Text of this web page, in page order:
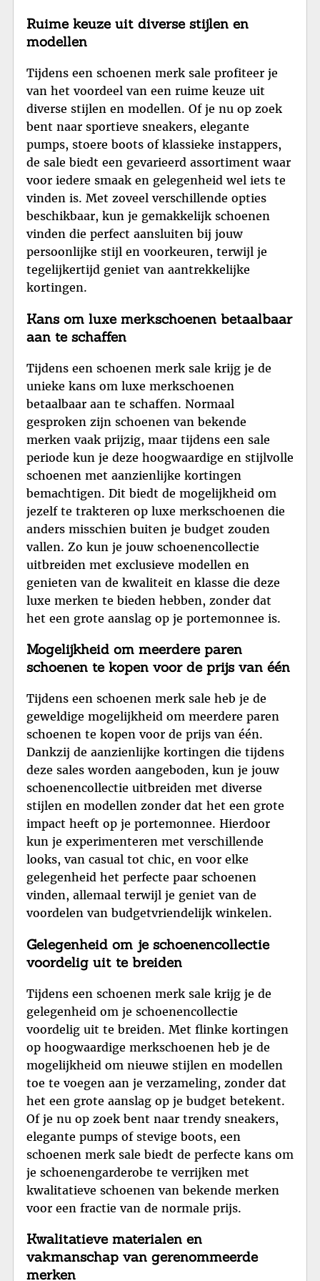
Ruime keuze uit diverse stijlen en
modellen
Tijdens een schoenen merk sale profiteer je
van het voordeel van een ruime keuze uit
diverse stijlen en modellen. Of je nu op zoek
bent naar sportieve sneakers, elegante
pumps, stoere boots of klassieke instappers,
de sale biedt een gevarieerd assortiment waar
voor iedere smaak en gelegenheid wel iets te
vinden is. Met zoveel verschillende opties
beschikbaar, kun je gemakkelijk schoenen
vinden die perfect aansluiten bij jouw
persoonlijke stijl en voorkeuren, terwijl je
tegelijkertijd geniet van aantrekkelijke
kortingen.
Kans om luxe merkschoenen betaalbaar
aan te schaffen
Tijdens een schoenen merk sale krijg je de
unieke kans om luxe merkschoenen
betaalbaar aan te schaffen. Normaal
gesproken zijn schoenen van bekende
merken vaak prijzig, maar tijdens een sale
periode kun je deze hoogwaardige en stijlvolle
schoenen met aanzienlijke kortingen
bemachtigen. Dit biedt de mogelijkheid om
jezelf te trakteren op luxe merkschoenen die
anders misschien buiten je budget zouden
vallen. Zo kun je jouw schoenencollectie
uitbreiden met exclusieve modellen en
genieten van de kwaliteit en klasse die deze
luxe merken te bieden hebben, zonder dat
het een grote aanslag op je portemonnee is.
Mogelijkheid om meerdere paren
schoenen te kopen voor de prijs van één
Tijdens een schoenen merk sale heb je de
geweldige mogelijkheid om meerdere paren
schoenen te kopen voor de prijs van één.
Dankzij de aanzienlijke kortingen die tijdens
deze sales worden aangeboden, kun je jouw
schoenencollectie uitbreiden met diverse
stijlen en modellen zonder dat het een grote
impact heeft op je portemonnee. Hierdoor
kun je experimenteren met verschillende
looks, van casual tot chic, en voor elke
gelegenheid het perfecte paar schoenen
vinden, allemaal terwijl je geniet van de
voordelen van budgetvriendelijk winkelen.
Gelegenheid om je schoenencollectie
voordelig uit te breiden
Tijdens een schoenen merk sale krijg je de
gelegenheid om je schoenencollectie
voordelig uit te breiden. Met flinke kortingen
op hoogwaardige merkschoenen heb je de
mogelijkheid om nieuwe stijlen en modellen
toe te voegen aan je verzameling, zonder dat
het een grote aanslag op je budget betekent.
Of je nu op zoek bent naar trendy sneakers,
elegante pumps of stevige boots, een
schoenen merk sale biedt de perfecte kans om
je schoenengarderobe te verrijken met
kwalitatieve schoenen van bekende merken
voor een fractie van de normale prijs.
Kwalitatieve materialen en
vakmanschap van gerenommeerde
merken